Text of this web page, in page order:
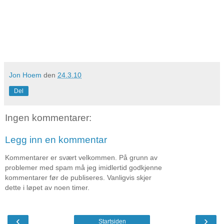
Jon Hoem den 24.3.10
Del
Ingen kommentarer:
Legg inn en kommentar
Kommentarer er svært velkommen. På grunn av
problemer med spam må jeg imidlertid godkjenne
kommentarer før de publiseres. Vanligvis skjer
dette i løpet av noen timer.
‹ ›
Startsiden